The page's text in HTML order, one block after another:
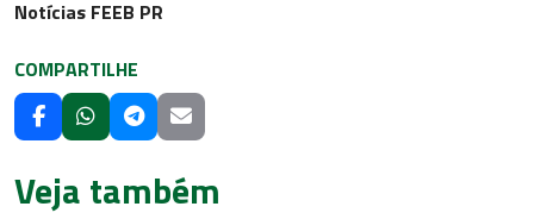
Notícias FEEB PR
COMPARTILHE
Veja também